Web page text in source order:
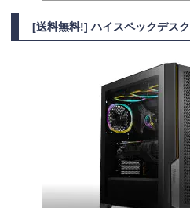
[送料無料!] ハイスペックデス